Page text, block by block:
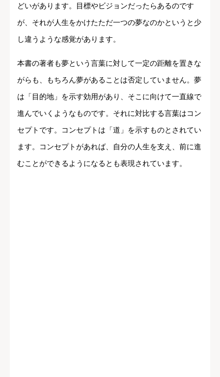
どいがあります。目標やビジョンだったらあるのです
が、それが人生をかけたただ一つの夢なのかというと少
し違うような感覚があります。
本書の著者も夢という言葉に対して一定の距離を置きな
がらも、もちろん夢があることは否定していません。夢
は「目的地」を示す効用があり、そこに向けて一直線で
進んでいくようなものです。それに対比する言葉はコン
セプトです。コンセプトは「道」を示すものとされてい
ます。コンセプトがあれば、自分の人生を支え、前に進
むことができるようになるとも表現されています。